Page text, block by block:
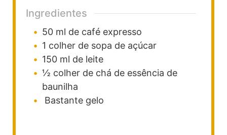
Ingredientes
50 ml de café expresso
1 colher de sopa de açúcar
150 ml de leite
½ colher de chá de essência de
baunilha
Bastante gelo